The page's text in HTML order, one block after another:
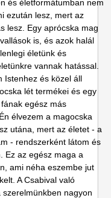
és életformátumban nem
ezután lesz, mert az
lesz. Egy aprócska mag
is, és azok halál
életünk és
vannak hatással.
Istenhez és közel áll
lét termékei és egy
egész más
élvezem a magocska
utána, mert az életet - a
- rendszerként látom és
Ez az egész maga a
ami néha eszembe jut
A Csabival való
nagyon